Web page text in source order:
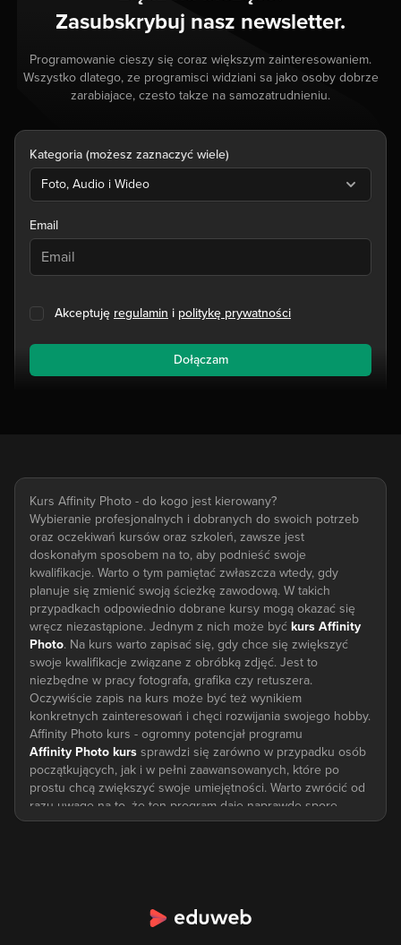
Zasubskrybuj nasz newsletter.
Programowanie cieszy się coraz większym zainteresowaniem.
Wszystko dlatego, ze programisci widziani sa jako osoby dobrze
zarabiajace, czesto takze na samozatrudnieniu.
Kategoria (możesz zaznaczyć wiele)
Foto, Audio i Wideo
Email
Akceptuję regulamin i politykę prywatności
Dołączam
Kurs Affinity Photo - do kogo jest kierowany?
Wybieranie profesjonalnych i dobranych do swoich potrzeb
oraz oczekiwań kursów oraz szkoleń, zawsze jest
doskonałym sposobem na to, aby podnieść swoje
kwalifikacje. Warto o tym pamiętać zwłaszcza wtedy, gdy
planuje się zmienić swoją ścieżkę zawodową. W takich
przypadkach odpowiednio dobrane kursy mogą okazać się
wręcz niezastąpione. Jednym z nich może być kurs Affinity
Photo. Na kurs warto zapisać się, gdy chce się zwiększyć
swoje kwalifikacje związane z obróbką zdjęć. Jest to
niezbędne w pracy fotografa, grafika czy retuszera.
Oczywiście zapis na kurs może być też wynikiem
konkretnych zainteresowań i chęci rozwijania swojego hobby.
Affinity Photo kurs - ogromny potencjał programu
Affinity Photo kurs sprawdzi się zarówno w przypadku osób
początkujących, jak i w pełni zaawansowanych, które po
prostu chcą zwiększyć swoje umiejętności. Warto zwrócić od
razu uwagę na to, że ten program daje naprawdę spore
możliwości. Głównie dlatego, że posiada wiele różnych
umożliwia obsługę wszystkich głównych formatów zdjęć i
plików graficznych. Cały kurs odbywa się online, co sprawia,